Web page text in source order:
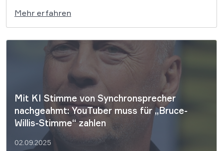
trocken, dass solche Schmähungen nicht von der
Meinungs- oder Kunstfreiheit gedeckt seien und
nahm seine Beschwerde erst gar nicht […]
Mehr erfahren
Mit KI Stimme von Synchronsprecher
nachgeahmt: YouTuber muss für „Bruce-
Willis-Stimme“ zahlen
02.09.2025